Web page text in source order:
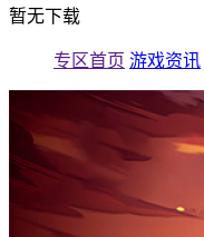
暂无下载
专区首页 游戏资讯